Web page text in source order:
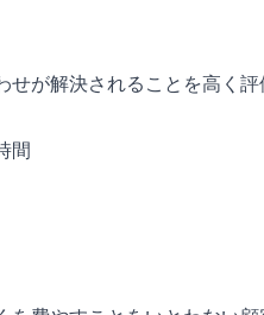
が解決されることを高く
間